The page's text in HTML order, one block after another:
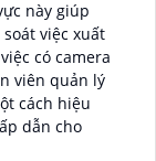
này giúp
việc xuất
việc có camera
viên quản lý
cách hiệu
dẫn cho